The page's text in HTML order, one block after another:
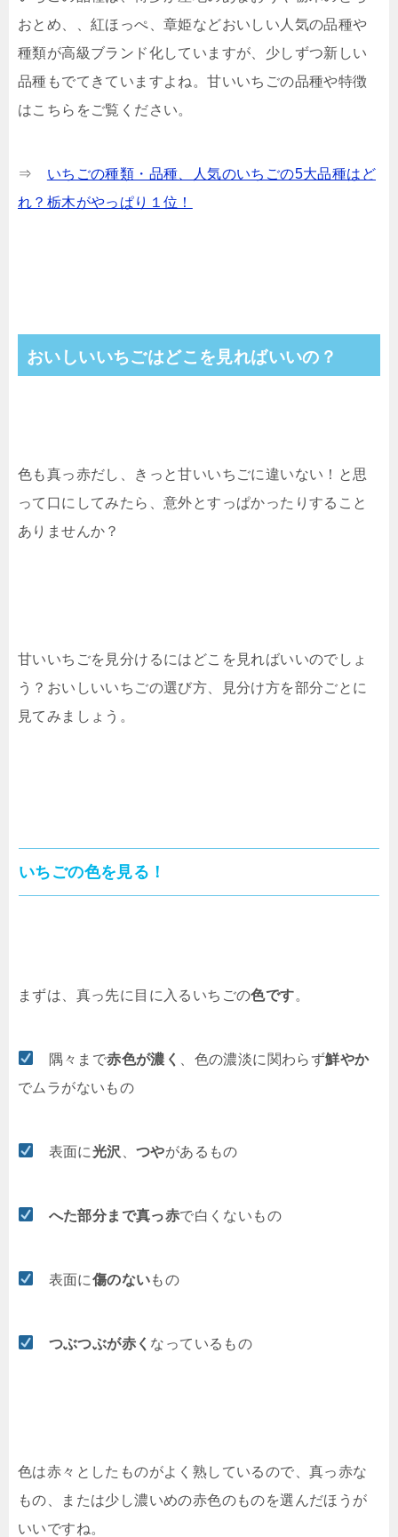
おとめ、、紅ほっぺ、章姫などおいしい人気の品種や
種類が高級ブランド化していますが、少しずつ新しい
品種もでてきていますよね。甘いいちごの品種や特徴
はこちらをご覧ください。
⇒ いちごの種類・品種、人気のいちごの5大品種はど
れ？栃木がやっぱり１位！
おいしいいちごはどこを見ればいいの？
色も真っ赤だし、きっと甘いいちごに違いない！と思
って口にしてみたら、意外とすっぱかったりすること
ありませんか？
甘いいちごを見分けるにはどこを見ればいいのでしょ
う？おいしいいちごの選び方、見分け方を部分ごとに
見てみましょう。
いちごの色を見る！
まずは、真っ先に目に入るいちごの色です。
隅々まで赤色が濃く 、色の濃淡に関わらず鮮やか
でムラがないもの
表面に光沢 、つやがあるもの
へた部分まで真っ赤で白くないもの
表面に傷のないもの
つぶつぶが赤く なっているもの
色は赤々としたものがよく熟しているので、真っ赤な
もの、または少し濃いめの赤色のものを選んだほうが
いいですね。